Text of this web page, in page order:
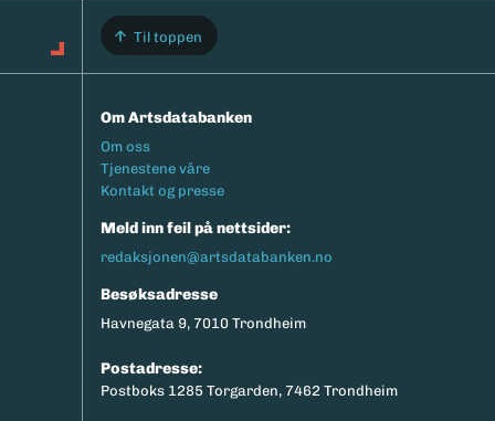
Til toppen
Om Artsdatabanken
Footermeny
Om oss
Tjenestene våre
Kontakt og presse
Meld inn feil på nettsider:
redaksjonen@artsdatabanken.no
Besøksadresse
Havnegata 9, 7010 Trondheim
Postadresse:
Postboks 1285 Torgarden, 7462 Trondheim